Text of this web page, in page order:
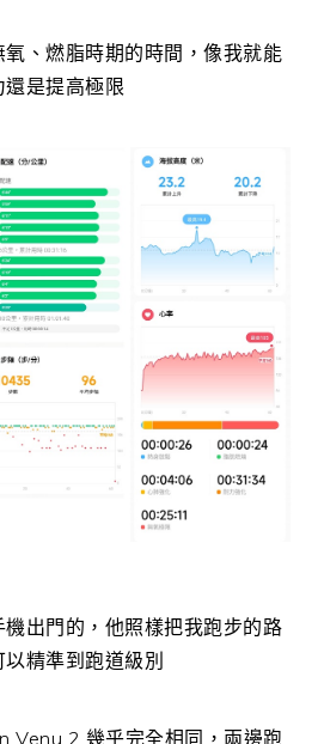
、燃脂時期的時間，像我就能
是提高極限
出門的，他照樣把我跑步的路
精準到跑道級別
Venu 2 幾乎完全相同，兩邊跑